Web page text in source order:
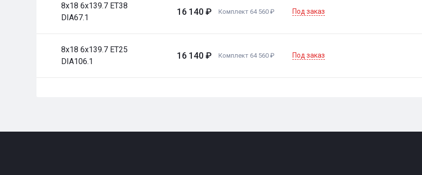
8x18 6x139.7 ET38
DIA67.1
16 140 ₽ Комплект 64 560 ₽ Под заказ
8x18 6x139.7 ET25
DIA106.1
16 140 ₽ Комплект 64 560 ₽ Под заказ